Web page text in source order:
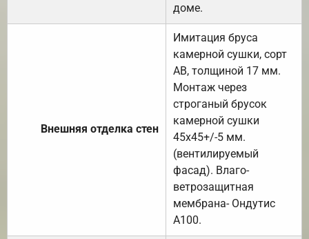
доме.
Внешняя отделка стен
Имитация бруса
камерной сушки, сорт
АВ, толщиной 17 мм.
Монтаж через
строганый брусок
камерной сушки
45х45+/-5 мм.
(вентилируемый
фасад). Влаго-
ветрозащитная
мембрана- Ондутис
А100.